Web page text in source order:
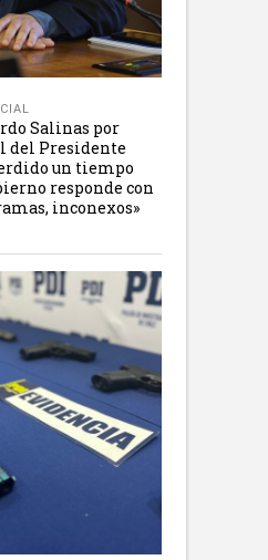
Salinas por
del Presidente
un tiempo
responde con
inconexos»